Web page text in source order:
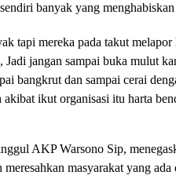
banyak yang
tapi mereka pada takut
jangan sampai buka mulut
bangkrut dan sampai cerai
ikut organisasi itu harta
AKP Warsono Sip,
masyarakat yang